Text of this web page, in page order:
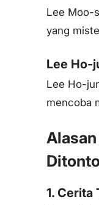
Lee Moo-
yang
Lee Ho-
Lee Ho-
mencoba
1. Cerita